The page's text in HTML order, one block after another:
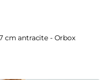
cm antracite - Orbox